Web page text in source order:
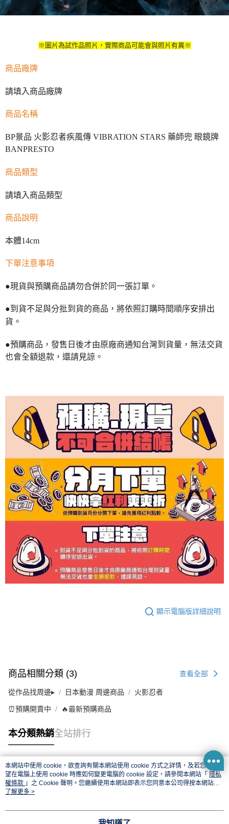
※圖片為試作品照片，實際商品可能會與照片有異※
商品廠牌
請填入商品廠牌
商品名稱
BP景品 火影忍者疾風傳 VIBRATION STARS 藥師兜 眼鏡牌
BANPRESTO
商品類型
請填入商品類型
商品說明
本體14cm
下單注意事項
●現貨與預購商品請勿合併於同一張訂單。
●到貨不足與分批到貨的商品，將依照訂購時間順序安排出
貨。
●預購商品，發售日後才由原廠商通知台灣到貨量，無法交貨
也會全額退款，還請見諒。
顯示電腦版詳細說明
商品相關分類 (3) 查看全部
從作品找周邊▸ 日本動漫 周邊商品 火影忍者
⏰預購開賣中 🔥最新預購商品
本分類熱銷全站排行
熱門標籤
本網站中使用 cookie，欲查詢有關本網站使用 cookie 方式之詳情，及若您不希
望在電腦上使用 cookie 時應如何變更電腦的 cookie 設定，請參閱本網站「 隱私
權條款 」之 Cookie 聲明。您繼續使用本網站即表示您同意本公司得按本網站使
用條款之 Cookie 聲明使用 cookie。
了解更多 >